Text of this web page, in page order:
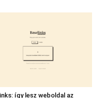
így lesz weboldal az